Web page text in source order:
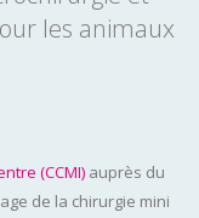
les animaux
(CCMI) auprès du
de la chirurgie mini